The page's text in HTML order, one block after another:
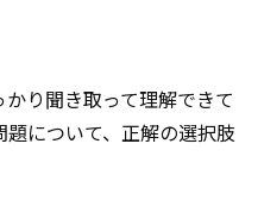
り聞き取って理解できて
題について、正解の選択肢